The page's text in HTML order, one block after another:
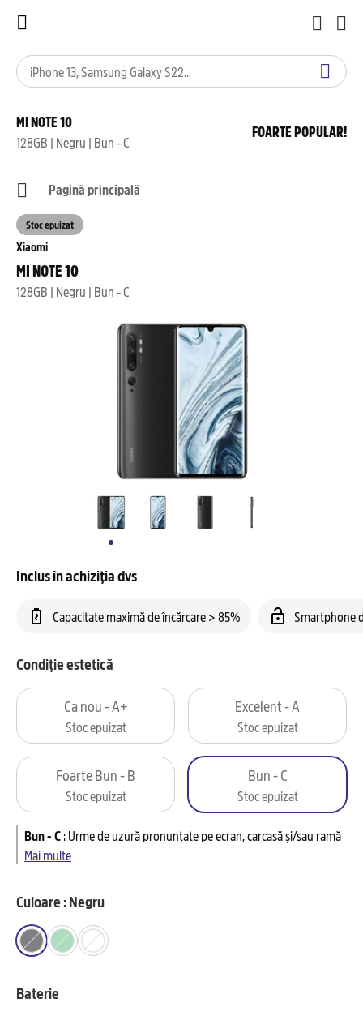
MI NOTE 10
128GB | Negru | Bun - C
FOARTE POPULAR!
Pagină principală
Xiaomi
MI NOTE 10
128GB | Negru | Bun - C
Stoc epuizat
Inclus în achiziția dvs
Capacitate maximă de încărcare > 85% Smartphone
Condiție estetică
Ca nou - A+
Stoc epuizat
Excelent - A
Stoc epuizat
Foarte Bun - B
Stoc epuizat
Bun - C
Stoc epuizat
Bun - C:Urme de uzură pronunțate pe ecran, carcasă și/sau ramă
Mai multe
Culoare : Negru
Baterie